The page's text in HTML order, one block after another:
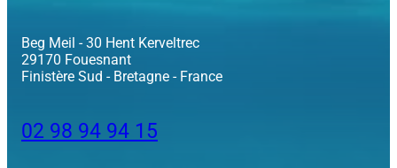
Beg Meil - 30 Hent Kerveltrec
29170 Fouesnant
Finistère Sud - Bretagne - France
02 98 94 94 15